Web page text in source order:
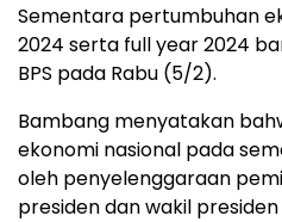
Sementara pertumbuhan
2024 serta full year 2024
BPS pada Rabu (5/2).
Bambang menyatakan
ekonomi nasional pada
oleh penyelenggaraan
presiden dan wakil